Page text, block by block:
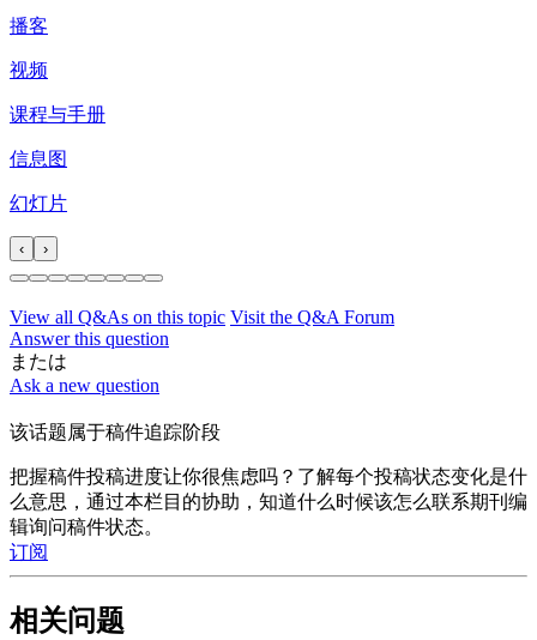
播客
视频
课程与手册
信息图
幻灯片
‹ ›
View all Q&As on this topic Visit the Q&A Forum
Answer this question
または
Ask a new question
该话题属于稿件追踪阶段
把握稿件投稿进度让你很焦虑吗？了解每个投稿状态变化是什
么意思，通过本栏目的协助，知道什么时候该怎么联系期刊编
辑询问稿件状态。
订阅
相关问题